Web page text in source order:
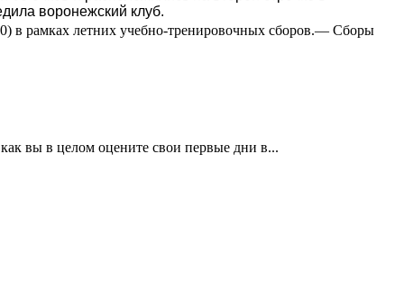
в рамках летних учебно-тренировочных сборов.— Сборы
вы в целом оцените свои первые дни в...
воронежский клуб.